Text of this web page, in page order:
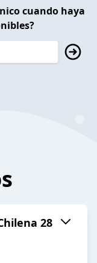
cuando haya
28